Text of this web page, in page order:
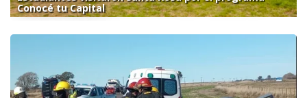
Conocé tu Capital